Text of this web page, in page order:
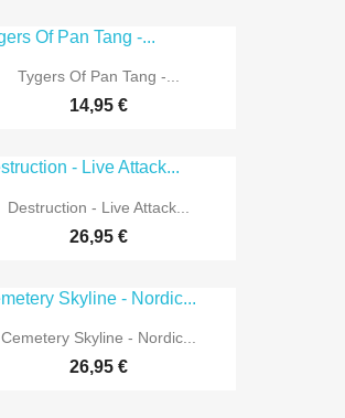
Tygers Of Pan Tang -...
14,95 €
Destruction - Live Attack...
26,95 €
Cemetery Skyline - Nordic...
26,95 €